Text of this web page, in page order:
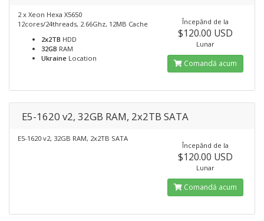
2 x Xeon Hexa X5650
12cores/24threads, 2.66Ghz, 12MB Cache
2x2TB HDD
32GB RAM
Ukraine Location
Începănd de la
$120.00 USD
Lunar
Comandă acum
E5-1620 v2, 32GB RAM, 2x2TB SATA
E5-1620 v2, 32GB RAM, 2x2TB SATA
Începănd de la
$120.00 USD
Lunar
Comandă acum